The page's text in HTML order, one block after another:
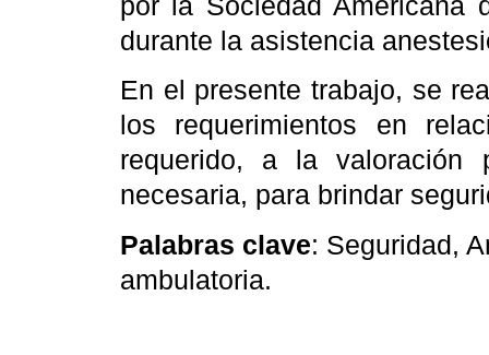
por la Sociedad Americana
durante la asistencia
En el presente trabajo, se
los requerimientos en
requerido, a la valoración
necesaria, para brindar
Palabras clave: Seguridad,
ambulatoria.